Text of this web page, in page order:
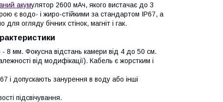
акумулятор 2600 мАч, якого вистачає до 3
є водо- і жиро-стійкими за стандартом IP67, а
для огляду бічних стінок, магніт і гак.
- 8 мм. Фокусна відстань камери від 4 до 50 см.
від модифікації). Кабель є жорстким і
і допускають занурення в воду або інші
підсвічування.